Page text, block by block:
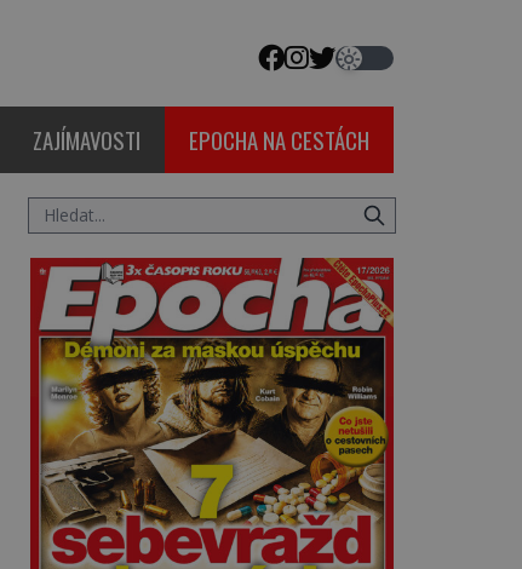
ZAJÍMAVOSTI EPOCHA NA CESTÁCH